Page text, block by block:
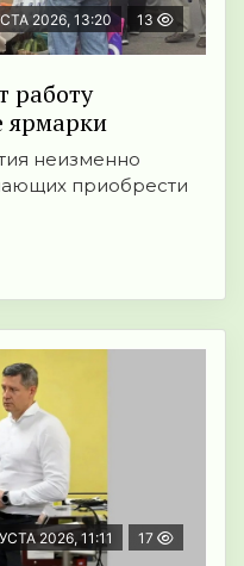
2026, 13:20 13
работу
ярмарки
неизменно
приобрести
2026, 11:11 17